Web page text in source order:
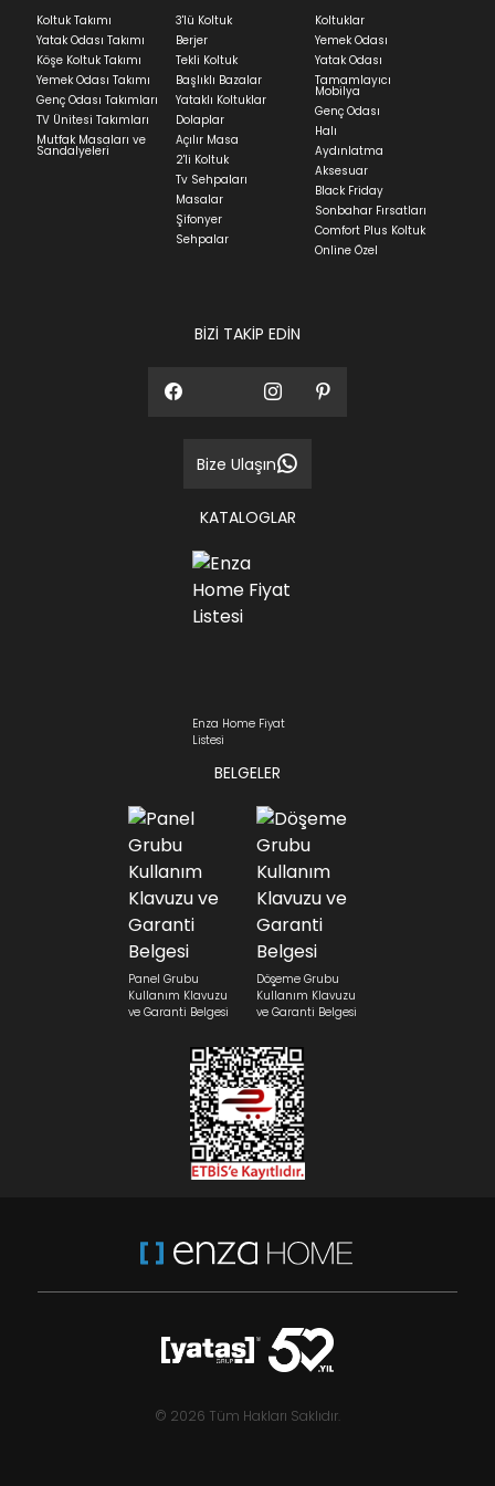
Ev tekstili siparişlerinizin kargoya verilme süresi
ortalama 5-24 iş günüdür.
Yatak siparişlerinizin teslim süresi yaşadığınız şehre
ve ürünün stok durumuna göre ortalama 5-24 iş
günüdür.
Panel ve Döşeme grubu ürün siparişlerinizin teslim
süresi yaşadığınız şehre ve ürünün stok durumuna
göre ortalama 30-45 iş günüdür.
Siparişlerim bölümünden sürecinizi takip edebilirsiniz.
Sıkça Sorulan Sorularbölümünü ziyaret
Koltuk Takımı
Yatak Odası Takımı
Köşe Koltuk Takımı
Yemek Odası Takımı
Genç Odası Takımları
TV Ünitesi Takımları
Mutfak Masaları ve
Sandalyeleri
3'lü Koltuk
Berjer
Tekli Koltuk
Başlıklı Bazalar
Yataklı Koltuklar
Dolaplar
Açılır Masa
2'li Koltuk
Tv Sehpaları
Masalar
Şifonyer
Sehpalar
Koltuklar
Yemek Odası
Yatak Odası
Tamamlayıcı
Mobilya
Genç Odası
Halı
Aydınlatma
Aksesuar
Black Friday
Sonbahar Fırsatları
Comfort Plus Koltuk
Online Özel
BİZİ TAKİP EDİN
Bize Ulaşın
KATALOGLAR
Enza Home Fiyat
Listesi
BELGELER
Panel Grubu
Kullanım Klavuzu
ve Garanti Belgesi
Döşeme Grubu
Kullanım Klavuzu
ve Garanti Belgesi
© 2026 Tüm Hakları Saklıdır.